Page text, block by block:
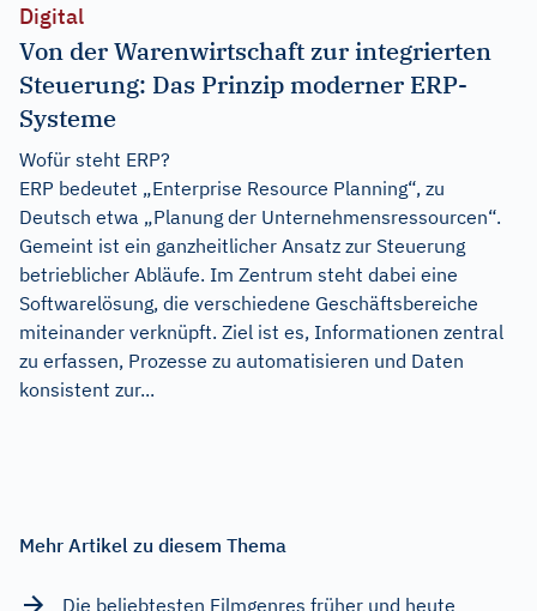
Digital
Von der Warenwirtschaft zur integrierten
Steuerung: Das Prinzip moderner ERP-
Systeme
Wofür steht ERP?
ERP bedeutet „Enterprise Resource Planning“, zu
Deutsch etwa „Planung der Unternehmensressourcen“.
Gemeint ist ein ganzheitlicher Ansatz zur Steuerung
betrieblicher Abläufe. Im Zentrum steht dabei eine
Softwarelösung, die verschiedene Geschäftsbereiche
miteinander verknüpft. Ziel ist es, Informationen zentral
zu erfassen, Prozesse zu automatisieren und Daten
konsistent zur...
Mehr Artikel zu diesem Thema
Die beliebtesten Filmgenres früher und heute